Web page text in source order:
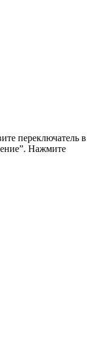
переключатель в
Нажмите